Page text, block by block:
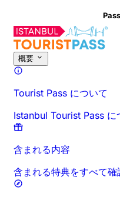
Pass 最安
概要
Tourist Pass について
Istanbul Tourist Pass に
含まれる内容
含まれる特典をすべて確
このアクティビティについて